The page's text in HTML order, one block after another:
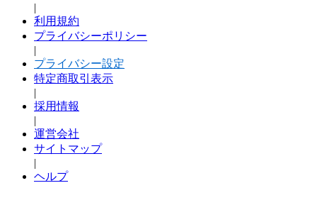
|
利用規約
プライバシーポリシー
|
プライバシー設定
特定商取引表示
|
採用情報
|
運営会社
サイトマップ
|
ヘルプ